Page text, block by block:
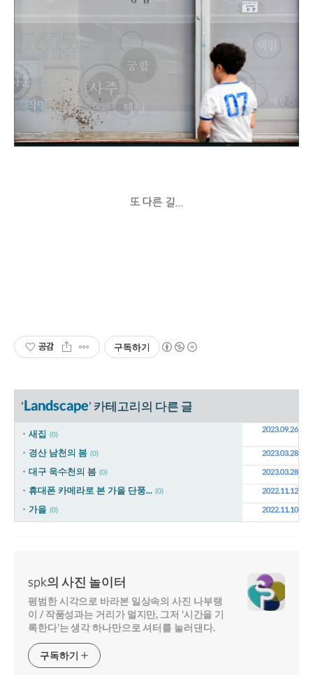
또 다른 길...
공감 구독하기
'Landscape' 카테고리의 다른 글
새집 (0)
2023.09.26
경산 남천의 봄 (0) 2023.03.28
대구 욱수천의 봄 (0) 2023.03.28
휴대폰 카메라로 본 가을 단풍... (0) 2022.11.12
가을 (0) 2022.11.10
spk의 사진 놀이터
평범한 시각으로 바라본 일상속의 사진 나부랭
이 / 작품성과는 거리가 멀지만, 그저 '시간을 기
록한다'는 생각 하나만으로 셔터를 눌러댄다.
구독하기